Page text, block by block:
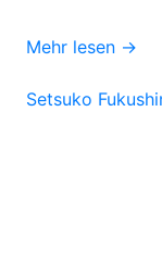
Mehr lesen →
Setsuko